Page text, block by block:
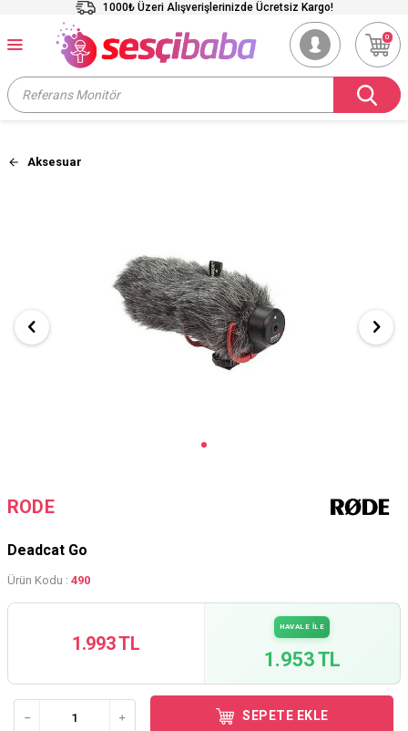
1000₺ Üzeri Alışverişlerinizde Ücretsiz Kargo!
0
Aksesuar
RODE
Deadcat Go
Ürün Kodu : 490
1.993 TL
HAVALE İLE
1.953 TL
SEPETE EKLE